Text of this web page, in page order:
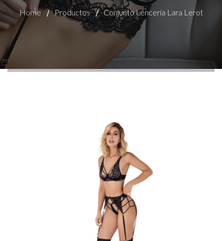
Home Productos Conjunto Lencería Lara Lerot